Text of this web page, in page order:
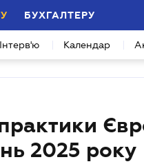
БУХГАЛТЕРУ
Інтерв'ю Календар
2025 року